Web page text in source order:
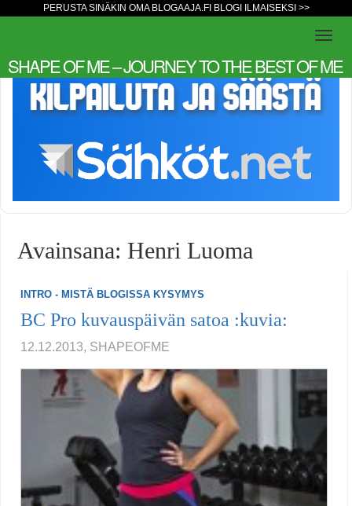
PERUSTA SINÄKIN OMA BLOGAAJA.FI BLOGI ILMAISEKSI >>
SHAPE OF ME – JOURNEY TO THE BEST OF ME
Avainsana: Henri Luoma
INTRO - MISTÄ BLOGISSA KYSYMYS
BC Pro kuvauspäivän satoa :kuvia:
12.12.2013, SHAPEOFME